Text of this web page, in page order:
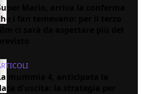
Mario, arriva la conferma
i fan temevano: per il terzo
mummia 4, anticipata la
d'uscita: la strategia per